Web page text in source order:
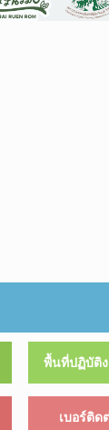
พื้นที่ปฏิบัติ
เบอร์ติด